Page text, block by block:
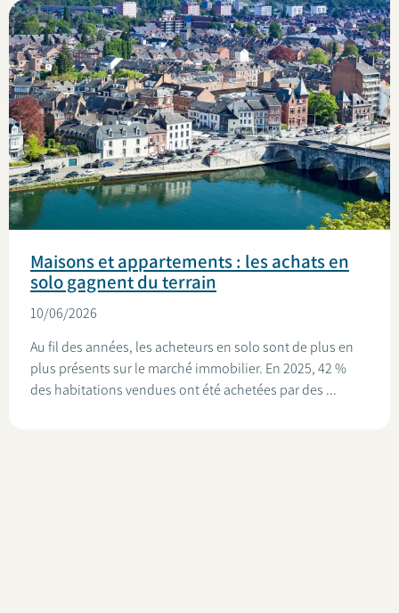
Maisons et appartements : les achats en
solo gagnent du terrain
10/06/2026
Au fil des années, les acheteurs en solo sont de plus en
plus présents sur le marché immobilier. En 2025, 42 %
des habitations vendues ont été achetées par des ...